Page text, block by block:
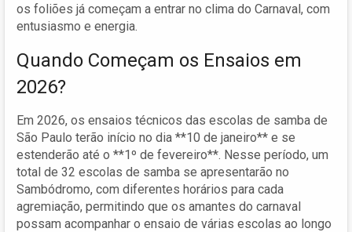
os foliões já começam a entrar no clima do Carnaval, com
entusiasmo e energia.
Quando Começam os Ensaios em
2026?
Em 2026, os ensaios técnicos das escolas de samba de
São Paulo terão início no dia **10 de janeiro** e se
estenderão até o **1º de fevereiro**. Nesse período, um
total de 32 escolas de samba se apresentarão no
Sambódromo, com diferentes horários para cada
agremiação, permitindo que os amantes do carnaval
possam acompanhar o ensaio de várias escolas ao longo